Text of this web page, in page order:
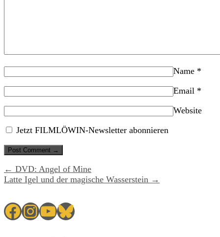
Name *
Email *
Website
Jetzt FILMLÖWIN-Newsletter abonnieren
← DVD: Angel of Mine
Latte Igel und der magische Wasserstein →
Facebook
Instagram
YouTube
Bluesky